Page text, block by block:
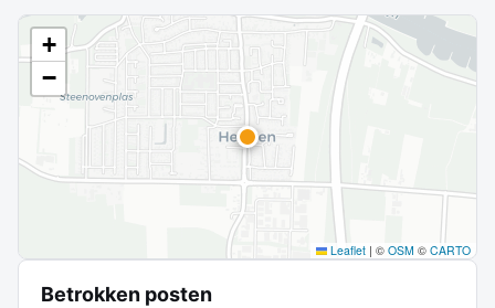
+
−
Leaflet | © OSM © CARTO
Betrokken posten